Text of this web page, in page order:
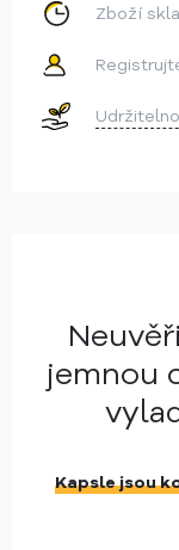
Zboží
jemnou
Kapsle jsou